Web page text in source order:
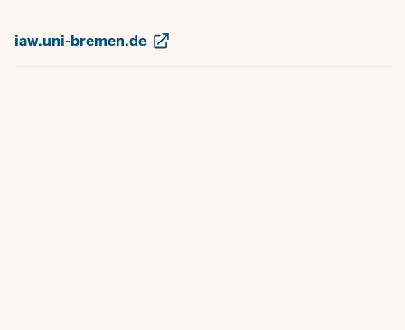
iaw.uni-bremen.de